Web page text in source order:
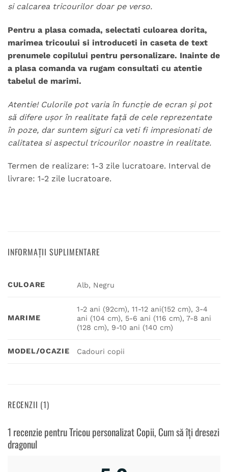
si calcarea tricourilor doar pe verso.
Pentru a plasa comada, selectati culoarea dorita,
marimea tricoului si introduceti in caseta de text
prenumele copilului pentru personalizare. Inainte de
a plasa comanda va rugam consultati cu atentie
tabelul de marimi.
Atentie! Culorile pot varia în funcție de ecran și pot
să difere ușor în realitate față de cele reprezentate
în poze, dar suntem siguri ca veti fi impresionati de
calitatea si aspectul tricourilor noastre in realitate.
Termen de realizare: 1-3 zile lucratoare. Interval de
livrare: 1-2 zile lucratoare.
INFORMAȚII SUPLIMENTARE
CULOARE Alb, Negru
MARIME
1-2 ani (92cm), 11-12 ani(152 cm), 3-4
ani (104 cm), 5-6 ani (116 cm), 7-8 ani
(128 cm), 9-10 ani (140 cm)
MODEL/OCAZIE Cadouri copii
RECENZII (1)
1 recenzie pentruTricou personalizat Copii, Cum să îți dresezi
dragonul